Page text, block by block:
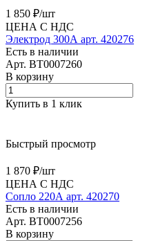
1 850 ₽/шт
ЦЕНА С НДС
Электрод 300А арт. 420276
Есть в наличии
Арт. BT0007260
В корзину
Купить в 1 клик
Быстрый просмотр
1 870 ₽/шт
ЦЕНА С НДС
Сопло 220А арт. 420270
Есть в наличии
Арт. BT0007256
В корзину